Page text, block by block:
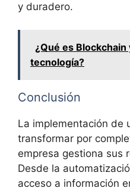
y duradero.
¿Qué es
tecnología?
Conclusión
La implementación de
transformar por
empresa gestiona sus
Desde la
acceso a información